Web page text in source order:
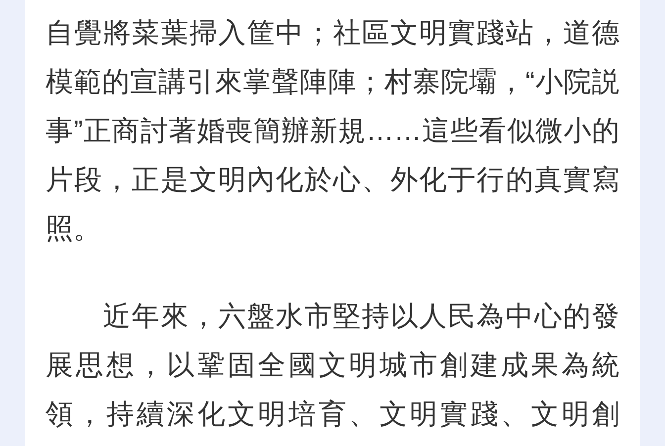
自覺將菜葉掃入筐中；社區文明實踐站，道德
模範的宣講引來掌聲陣陣；村寨院壩，“小院説
事”正商討著婚喪簡辦新規……這些看似微小的
片段，正是文明內化於心、外化于行的真實寫
照。
近年來，六盤水市堅持以人民為中心的發
展思想，以鞏固全國文明城市創建成果為統
領，持續深化文明培育、文明實踐、文明創